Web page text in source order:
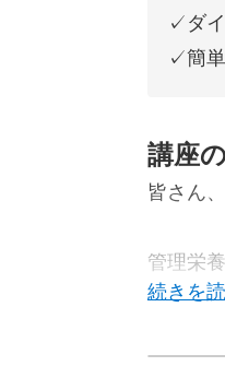
✓ダ
✓簡
講座
皆さん
管理栄